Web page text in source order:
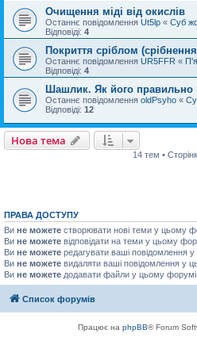
Очищення міді від окислів
Останнє повідомлення Ut5lp « Суб
Відповіді: 4
Покриття сріблом
Останнє повідомлення UR5FFR «
Відповіді: 4
Шашлик. Як його правильно
Останнє повідомлення oldPsyho «
Відповіді: 12
Нова тема
14 тем •
ПРАВА ДОСТУПУ
Ви не можете створювати нові теми у цьому
Ви не можете відповідати на теми у цьому
Ви не можете редагувати ваші повідомлення
Ви не можете видаляти ваші повідомлення у
Ви не можете додавати файли у цьому форумі
Список форумів
Працює на phpBB® Forum